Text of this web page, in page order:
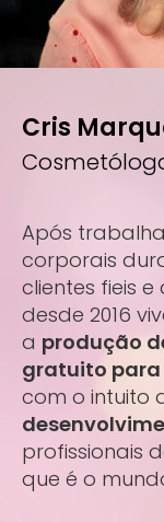
Cris
Após
corporais
clientes fieis
desde 2016
a produção
gratuito para
com o intuito
profissionais
que é o